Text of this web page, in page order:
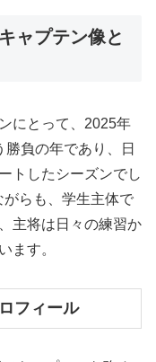
ャプテン像と
にとって、2025年
負の年であり、日
トしたシーズンでし
らも、学生主体で
主将は日々の練習か
ます。
フィール